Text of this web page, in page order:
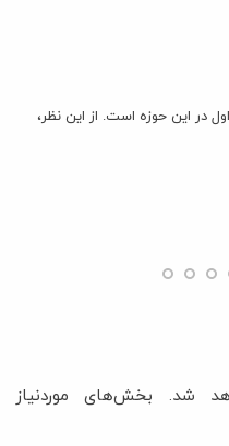
در این حوزه است. از این نظر،
شد.
بخش‌های موردنیاز